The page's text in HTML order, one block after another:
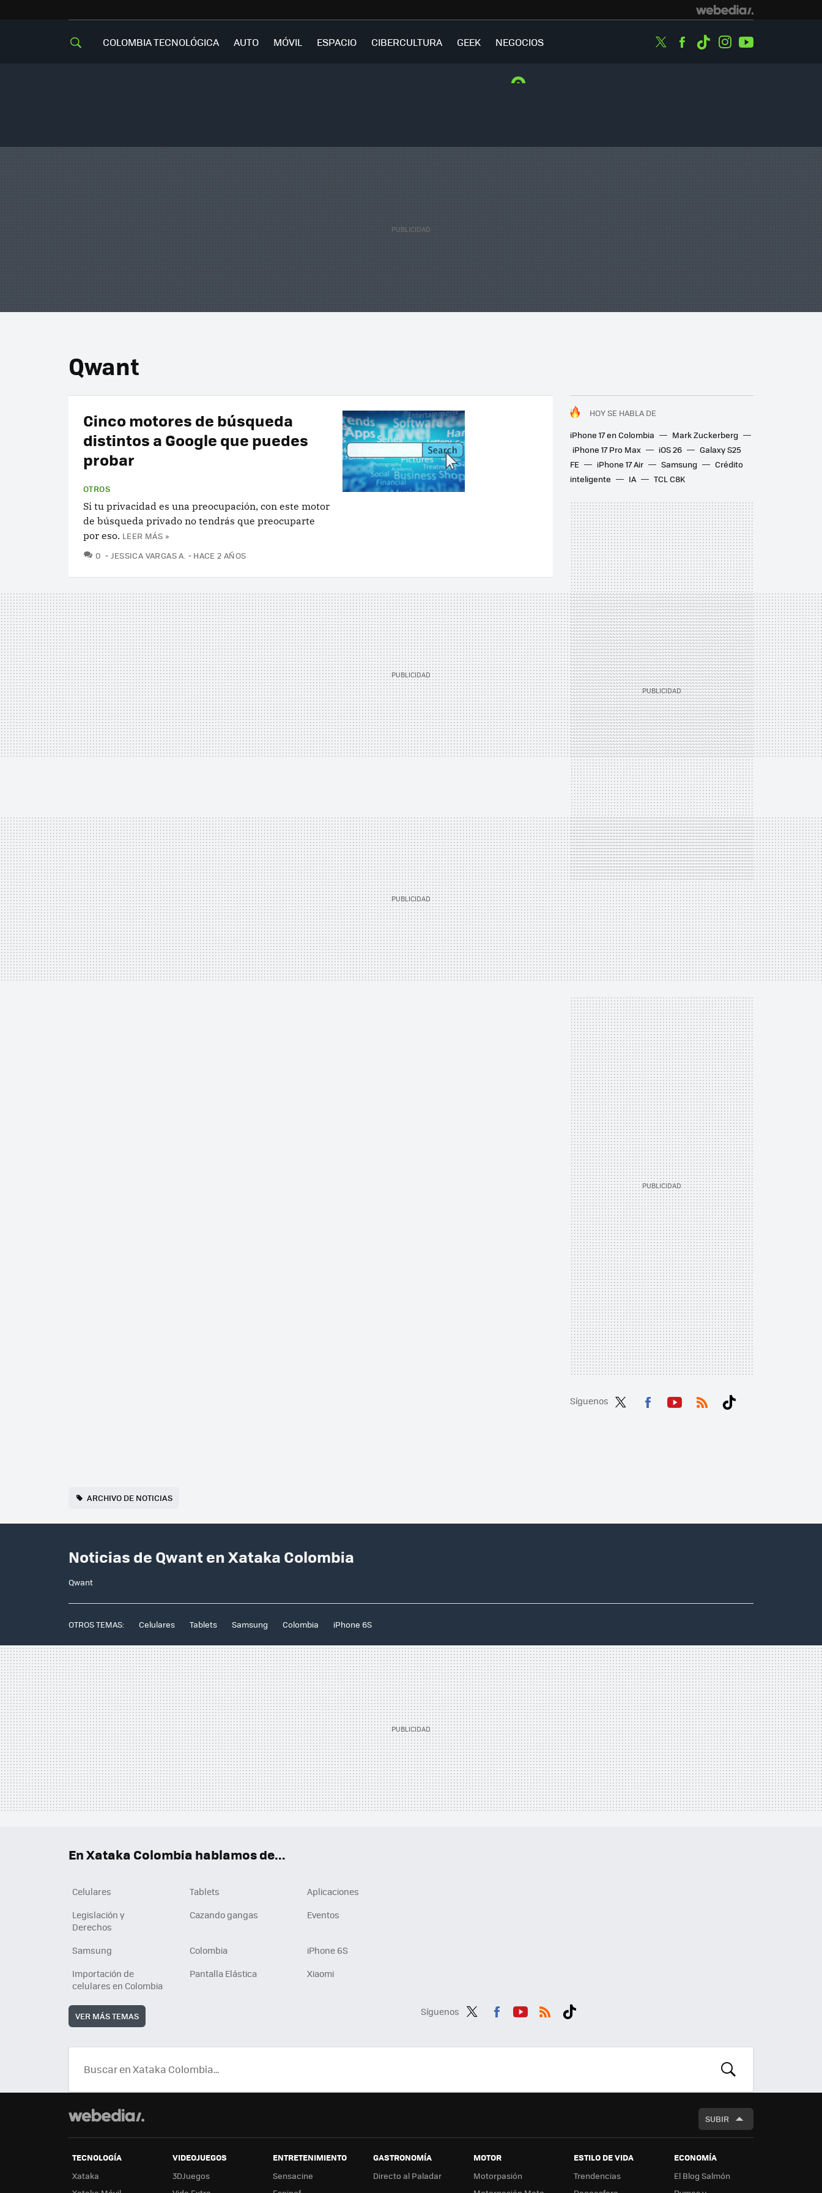
COLOMBIA TECNOLÓGICA AUTO MÓVIL ESPACIO CIBERCULTURA GEEK NEGOCIOS TwitterFacebook
TiktokInstagram
Qwant
HOY SE HABLA DE
iPhone 17 en Colombia
Mark Zuckerberg
iPhone 17 Pro Max
iOS 26
Galaxy S25
FE
iPhone 17 Air Samsung
Crédito
inteligente
IA TCL C8K
Cinco motores de búsqueda
distintos a Google que puedes
probar
OTROS
Si tu privacidad es una preocupación, con este motor
de búsqueda privado no tendrás que preocuparte
por eso. LEER MÁS »
0 COMENTARIOS
JESSICA VARGAS A. HACE 2 AÑOS
Síguenos
ARCHIVO DE NOTICIAS
Noticias de Qwant en Xataka Colombia
Qwant
OTROS TEMAS: Celulares Tablets Samsung Colombia iPhone 6S
Síguenos
ter
ebo tub
ok
En Xataka Colombia hablamos de...
Celulares Tablets
Aplicaciones
Legislación y
Derechos
Cazando gangas Eventos
Samsung Colombia
iPhone 6S
Importación de
celulares en Colombia
Pantalla Elástica Xiaomi
VER MÁS TEMAS
BUSCAR
SUBIR
TECNOLOGÍA
Xataka
VIDEOJUEGOS
3DJuegos
ENTRETENIMIENTO
Sensacine
GASTRONOMÍA
Directo al Paladar
MOTOR
Motorpasión
ESTILO DE VIDA
Trendencias
ECONOMÍA
El Blog Salmón